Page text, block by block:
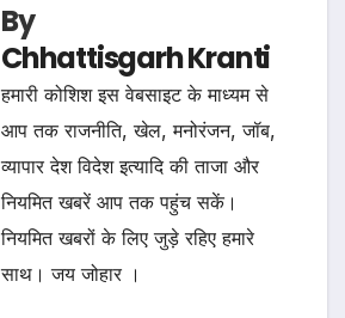
By
Chhattisgarh Kranti
हमारी कोशिश इस वेबसाइट के माध्यम से
आप तक राजनीति, खेल, मनोरंजन, जॉब,
व्यापार देश विदेश इत्यादि की ताजा और
नियमित खबरें आप तक पहुंच सकें।
नियमित खबरों के लिए जुड़े रहिए हमारे
साथ। जय जोहार ।